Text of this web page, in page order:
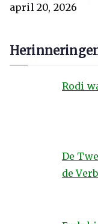
april 20, 2026
Rodi
De
de